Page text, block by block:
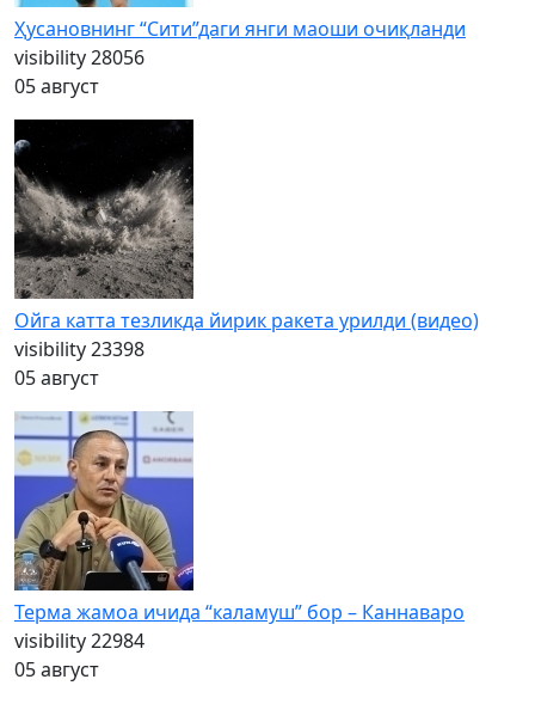
Ҳусановнинг “Сити”даги янги маоши очиқланди
visibility28056
05 август
Ойга катта тезликда йирик ракета урилди (видео)
visibility23398
05 август
Терма жамоа ичида “каламуш” бор – Каннаваро
visibility22984
05 август